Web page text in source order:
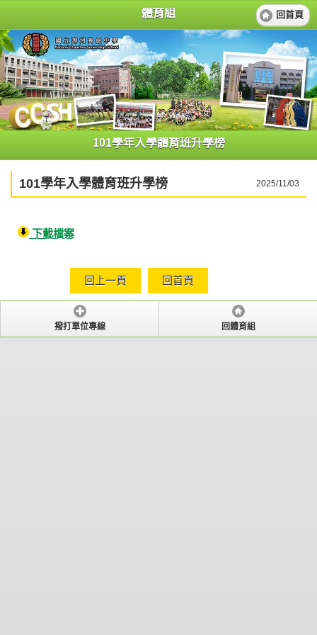
體育組 回首頁
101學年入學體育班升學榜
101學年入學體育班升學榜 2025/11/03
下載檔案
回上一頁 回首頁
撥打單位專線 回體育組